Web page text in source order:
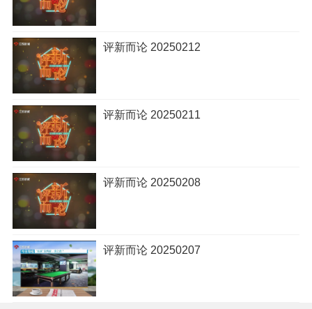
评新而论 20250212
评新而论 20250211
评新而论 20250208
评新而论 20250207